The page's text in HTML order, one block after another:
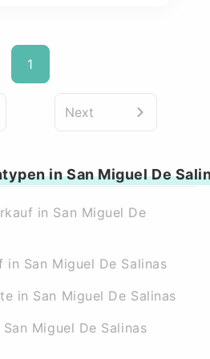
1
Next
in San Miguel De
in San Miguel De
in San Miguel De Salinas
in San Miguel De Salinas
Miguel De Salinas